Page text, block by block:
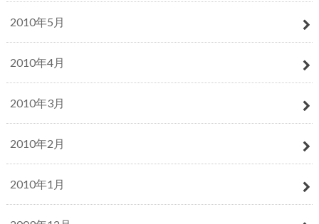
2010年5月
2010年4月
2010年3月
2010年2月
2010年1月